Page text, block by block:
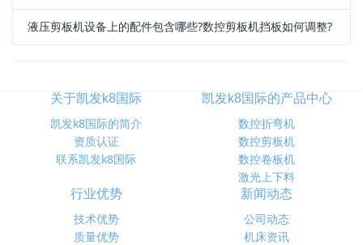
液压剪板机设备上的配件包含哪些?数控剪板机挡板如何调整?
关于凯发k8国际
凯发k8国际的简介
资质认证
联系凯发k8国际
凯发k8国际的产品中心
数控折弯机
数控剪板机
数控卷板机
激光上下料
行业优势
技术优势
质量优势
新闻动态
公司动态
机床资讯